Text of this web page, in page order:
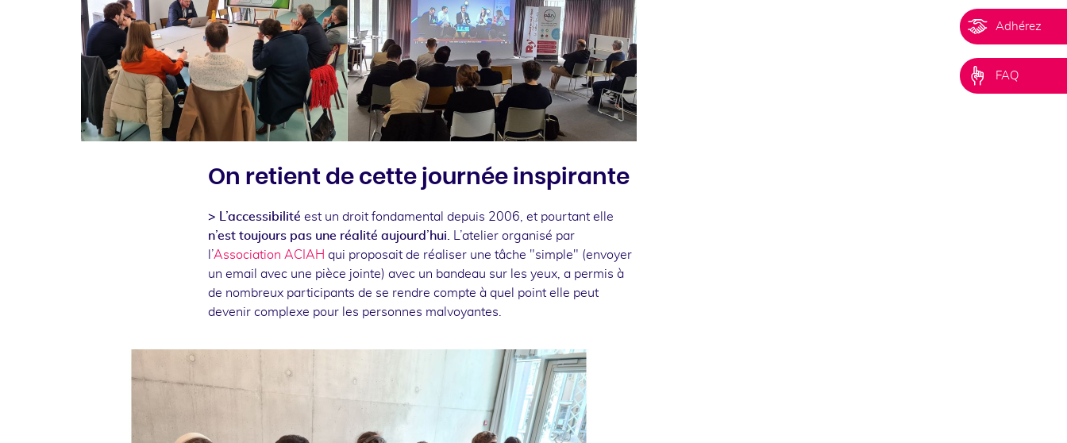
On retient de cette journée inspirante
> L’accessibilité est un droit fondamental depuis 2006, et pourtant elle
n’est toujours pas une réalité aujourd’hui. L’atelier organisé par
l’Association ACIAH qui proposait de réaliser une tâche "simple" (envoyer
un email avec une pièce jointe) avec un bandeau sur les yeux, a permis à
de nombreux participants de se rendre compte à quel point elle peut
devenir complexe pour les personnes malvoyantes.
Adhérez
FAQ